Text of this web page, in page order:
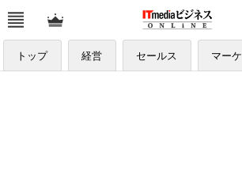
トップ 経営 セールス マーケ